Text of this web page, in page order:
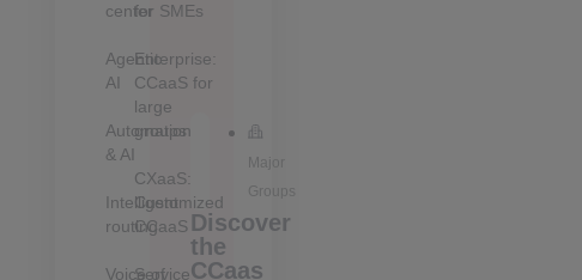
center
Agentic
AI
Automation
& AI
Intelligent
routing
Voice of
for SMEs
Enterprise:
CCaaS for
large
groups
CXaaS:
Customized
CCaaS
Service
Major
Groups
Discover
the
CCaas